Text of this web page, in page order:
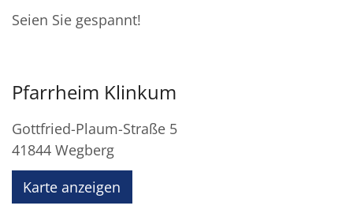
Seien Sie gespannt!
Pfarrheim Klinkum
Gottfried-Plaum-Straße 5
41844 Wegberg
Karte anzeigen